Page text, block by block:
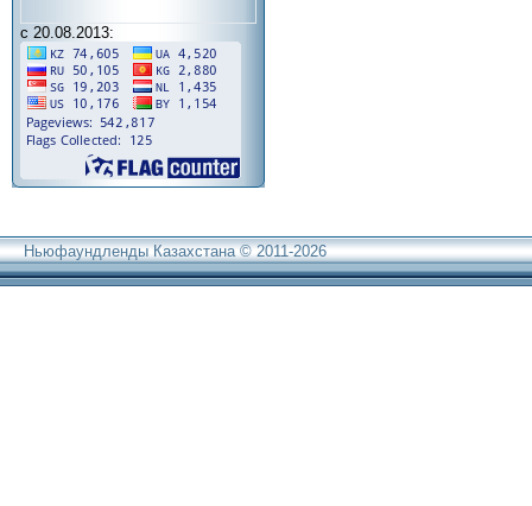
с 20.08.2013:
Ньюфаундленды Казахстана © 2011-2026